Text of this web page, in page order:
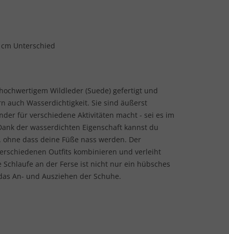
Unterschied
Wildleder (Suede) gefertigt und
auch Wasserdichtigkeit. Sie sind äußerst
für verschiedene Aktivitäten macht - sei es im
der wasserdichten Eigenschaft kannst du
dass deine Füße nass werden. Der
Outfits kombinieren und verleiht
an der Ferse ist nicht nur ein hübsches
An- und Ausziehen der Schuhe.